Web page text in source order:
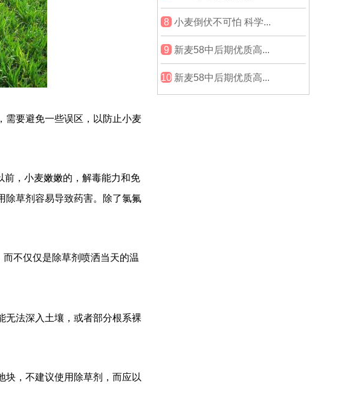
需要避免一些误区，以防止小麦
前，小麦嫩嫩的，解毒能力和免
除草剂容易导致药害。除了氯氟
不仅仅是除草剂喷洒当天的温
无法深入土壤，或者部分根系裸
块，不建议使用除草剂，而应以
8 小麦倒伏不可怕 科学...
9 新麦58中后期优质高...
10 新麦58中后期优质高...